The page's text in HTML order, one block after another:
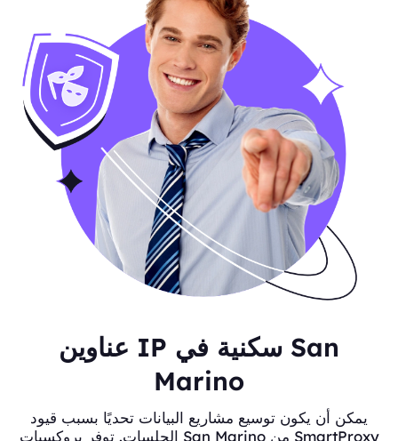
عناوين IP سكنية في San
Marino
يمكن أن يكون توسيع مشاريع البيانات تحديًا بسبب قيود
الجلسات. توفر بروكسيات San Marino من SmartProxy